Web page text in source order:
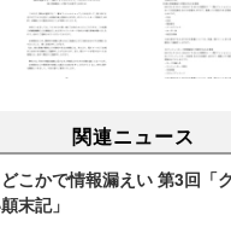
関連ニュース
こかで情報漏えい 第3回「
末記」